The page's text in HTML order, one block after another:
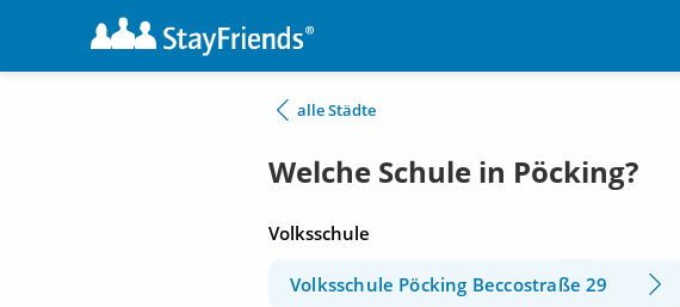
alle Städte
Welche Schule in Pöcking?
Volksschule
Volksschule Pöcking Beccostraße 29